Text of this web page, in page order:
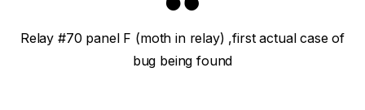
Relay #70 panel F (moth in relay) ,first actual case of
bug being found